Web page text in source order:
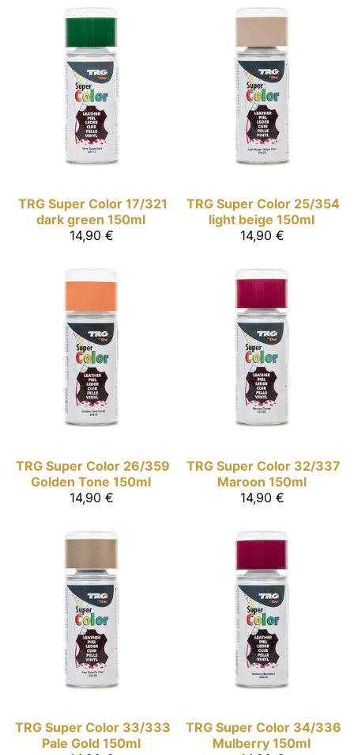
TRG Super Color 17/321
dark green 150ml
14,90 €
TRG Super Color 25/354
light beige 150ml
14,90 €
TRG Super Color 26/359
Golden Tone 150ml
14,90 €
TRG Super Color 32/337
Maroon 150ml
14,90 €
TRG Super Color 33/333
Pale Gold 150ml
TRG Super Color 34/336
Mulberry 150ml